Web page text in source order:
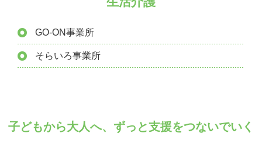
GO-ON事業所
そらいろ事業所
子どもから大人へ、ずっと支援をつないでいく